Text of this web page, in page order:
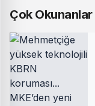
Çok Okunanlar